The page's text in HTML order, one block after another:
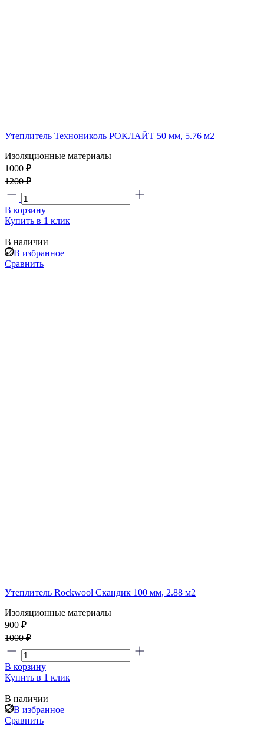
Утеплитель Технониколь РОКЛАЙТ 50 мм, 5.76 м2
Изоляционные материалы
1000 ₽
1200 ₽
В корзину
Купить в 1 клик
В наличии
В избранное
Сравнить
Утеплитель Rockwool Скандик 100 мм, 2.88 м2
Изоляционные материалы
900 ₽
1000 ₽
В корзину
Купить в 1 клик
В наличии
В избранное
Сравнить